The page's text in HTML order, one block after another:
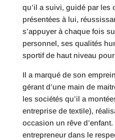
qu’il a suivi, guidé par les
présentées à lui,
s’appuyer à chaque fois
personnel, ses qualités
sportif de haut niveau
Il a marqué de son
gérant d’une main de
les sociétés qu’il a
entreprise de textile),
occasion un rêve
entrepreneur dans le